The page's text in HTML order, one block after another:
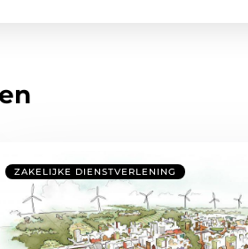
ZAKELIJKE DIENSTVERLENING